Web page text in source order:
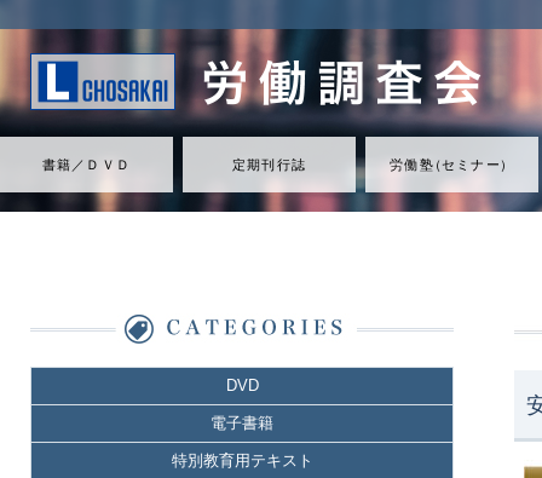
書籍／ＤＶＤ 定期刊行誌 労働塾（セミナ ー ）
DVD
電子書籍
特別教育用テキスト